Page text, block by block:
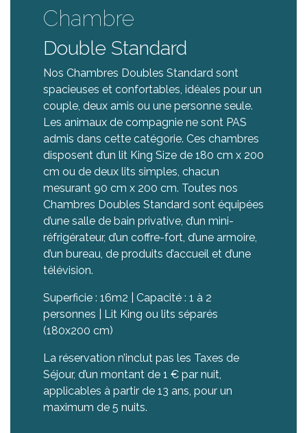
Chambre
Double Standard
Nos Chambres Doubles Standard sont
spacieuses et confortables, idéales pour un
couple, deux amis ou une personne seule.
Les animaux de compagnie ne sont PAS
admis dans cette catégorie. Ces chambres
disposent d’un lit King Size de 180 cm x 200
cm ou de deux lits simples, chacun
mesurant 90 cm x 200 cm. Toutes nos
Chambres Doubles Standard sont équipées
d’une salle de bain privative, d’un mini-
réfrigérateur, d’un coffre-fort, d’une armoire,
d’un bureau, de produits d’accueil et d’une
télévision.
Superficie : 16m2 | Capacité : 1 à 2
personnes | Lit King ou lits séparés
(180x200 cm)
La réservation n’inclut pas les Taxes de
Séjour, d’un montant de 1 € par nuit,
applicables à partir de 13 ans, pour un
maximum de 5 nuits.